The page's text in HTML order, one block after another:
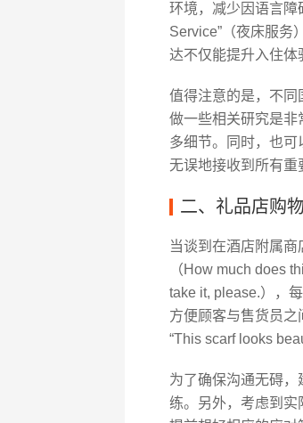
环境，减少因语言障
Service”（夜床服务
达不仅能提升入住体
值得注意的是，不同
做一些相关研究是非
多细节。同时，也
无误地接收到所有重
二、礼品店购
当谈到在酒店附属
（How much does
take it, please.），
方便顾客与售货员之
“This scarf looks
为了确保沟通无碍
练。另外，考虑到实